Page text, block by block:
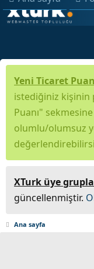
Yeni Ticaret
istediğiniz kişinin
Puanı"
olumlu/olumsuz
XTurk üye
güncellenmiştir.
Ana sayfa